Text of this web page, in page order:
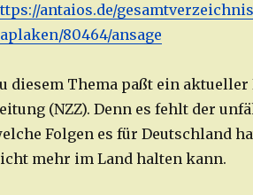
antaios.de/
80464/ansage
diesem Thema paßt ein
(NZZ). Denn es fehlt der
Folgen es für Deutschland
mehr im Land halten kann.